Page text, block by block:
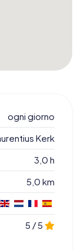
ogni giorno
Kerk
3,0 h
5,0 km
5 / 5